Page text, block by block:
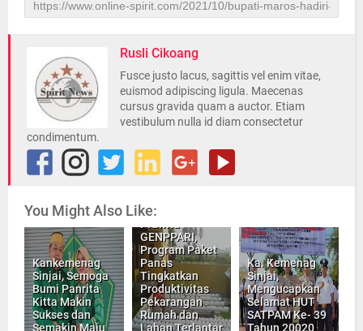
Rusli Cikoang
Fusce justo lacus, sagittis vel enim vitae,
euismod adipiscing ligula. Maecenas
cursus gravida quam a auctor. Etiam
vestibulum nulla id diam consectetur
condimentum.
You Might Also Like:
Kankemenag
Sinjai, Semoga
Bumi Panrita
Kitta Makin
Sukses dan
Semakin Maju
GENPPARI,
Program Paket
Panas
Tingkatkan
Produktivitas
Pekarangan
Rumah dan
Lahan Terlantar
Ka. Kemenag
Sinjai,
Mengucapkan
Selamat HUT
SATPAM Ke- 39
Tahun 20020